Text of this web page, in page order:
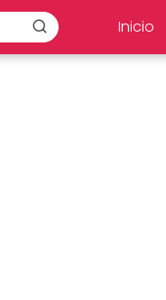
Inicio